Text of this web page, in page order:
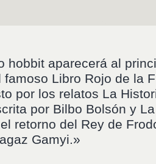
hobbit aparecerá al
famoso Libro Rojo de la
por los relatos La
por Bilbo Bolsón y
retorno del Rey de
Gamyi.»